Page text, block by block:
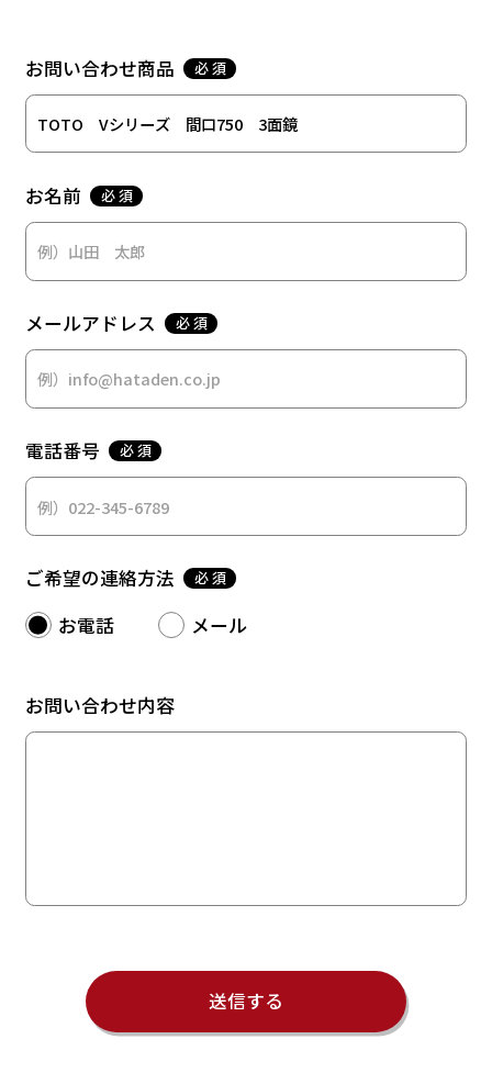
お問い合わせ商品 必 須
お名前 必 須
メールアドレス 必 須
電話番号 必 須
ご希望の連絡方法 必 須
お電話 メール
お問い合わせ内容